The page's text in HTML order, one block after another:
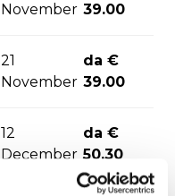
November 39.00
21
November
da €
39.00
12
December
da €
50.30